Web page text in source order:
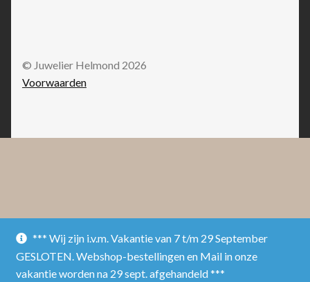
*** Wij zijn i.v.m. Vakantie van 7 t/m 29 September
GESLOTEN. Webshop-bestellingen en Mail in onze
vakantie worden na 29 sept. afgehandeld ***
© Juwelier Helmond 2026
Voorwaarden